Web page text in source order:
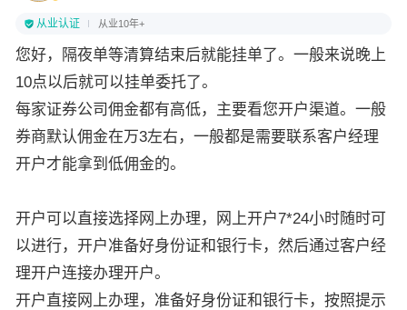
从业认证 从业10年+
您好，隔夜单等清算结束后就能挂单了。一般来说晚上
10点以后就可以挂单委托了。
每家证券公司佣金都有高低，主要看您开户渠道。一般
券商默认佣金在万3左右，一般都是需要联系客户经理
开户才能拿到低佣金的。
开户可以直接选择网上办理，网上开户7*24小时随时可
以进行，开户准备好身份证和银行卡，然后通过客户经
理开户连接办理开户。
开户直接网上办理，准备好身份证和银行卡，按照提示